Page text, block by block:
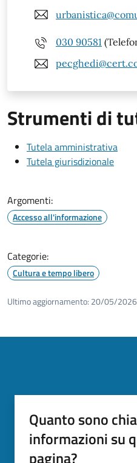
030 90581
Strumenti di
Tutela amministrativa
Tutela giurisdizionale
Argomenti:
Accesso all'informazione
Categorie:
Cultura e tempo libero
Ultimo aggiornamento: 20/05/
Quanto sono
informazioni su
pagina?